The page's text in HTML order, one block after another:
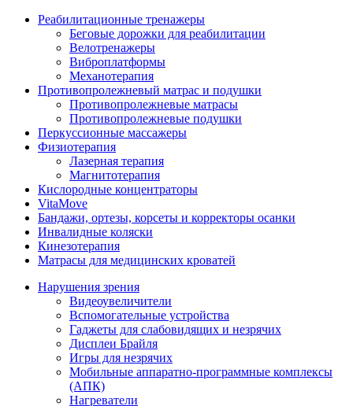
Реабилитационные тренажеры
Беговые дорожки для реабилитации
Велотренажеры
Виброплатформы
Механотерапия
Противопролежневый матрас и подушки
Противопролежневые матрасы
Противопролежневые подушки
Перкуссионные массажеры
Физиотерапия
Лазерная терапия
Магнитотерапия
Кислородные концентраторы
VitaMove
Бандажи, ортезы, корсеты и корректоры осанки
Инвалидные коляски
Кинезотерапия
Матрасы для медицинских кроватей
Нарушения зрения
Видеоувеличители
Вспомогательные устройства
Гаджеты для слабовидящих и незрячих
Дисплеи Брайля
Игры для незрячих
Мобильные аппаратно-программные комплексы
(АПК)
Нагреватели